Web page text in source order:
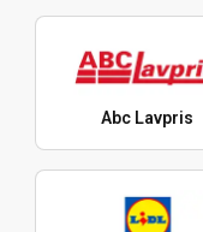
Abc Lavpris